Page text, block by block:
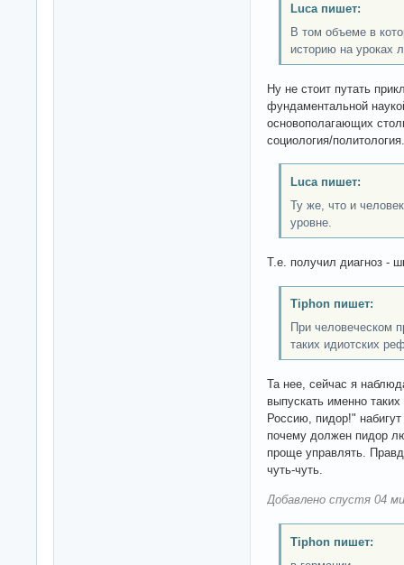
Luca пишет:
В том объеме в
историю на уроках
Ну не стоит путать
фундаментальной
основополагающих
социология/
Luca пишет:
Ту же, что и
уровне.
Т.е. получил диагноз -
Tiphon пишет:
При человеческом
таких идиотских
Та нее, сейчас я
выпускать именно
Россию, пидор!"
почему должен пидор
проще управлять.
чуть-чуть.
Добавлено спустя 04
Tiphon пишет: